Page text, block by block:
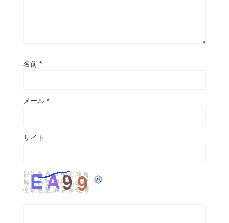
名前 *
メール *
サイト